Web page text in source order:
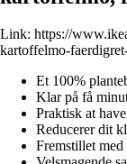
Link: https://
kartoffelmo-
Et 100%
Klar på få
Praktisk at
Reducerer dit
Fremstillet